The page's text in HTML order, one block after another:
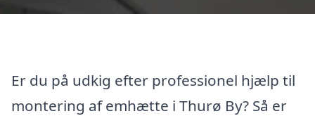
Er du på udkig efter professionel hjælp til
montering af emhætte i Thurø By? Så er